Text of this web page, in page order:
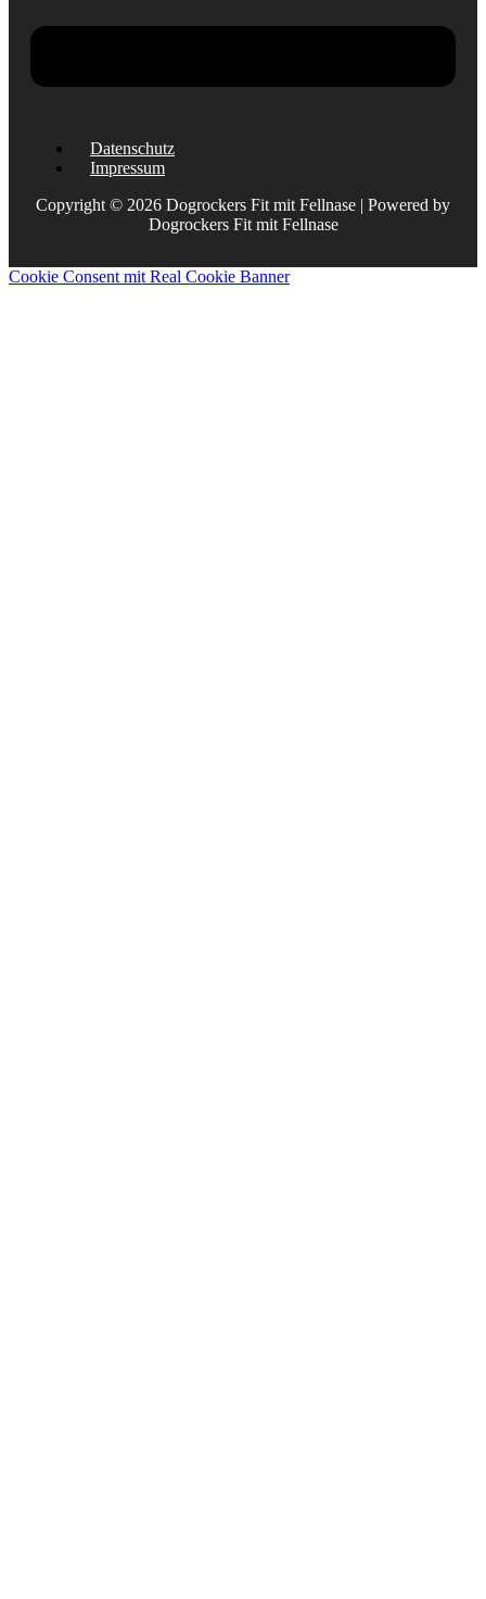
Datenschutz
Impressum
Copyright © 2026 Dogrockers Fit mit Fellnase | Powered by
Dogrockers Fit mit Fellnase
Cookie Consent mit Real Cookie Banner